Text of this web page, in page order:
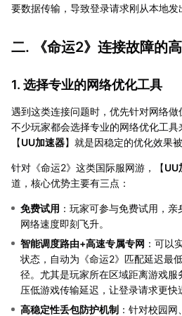
要数据传输，导致登录请求刚从本地发
二. 《命运2》连接故障的
1. 选择专业的网络优化工具
遇到这类连接问题时，优先针对网络做
不少玩家都会选择专业的网络优化工
【UU加速器】就是因稳定的优化效果
针对《命运2》这类国际服网游，【UU
道，核心优势主要有三点：
免费试用 ：玩家可参与免费试用，
网络速度即刻飞升。
智能调度路由+高速专属专网 ：可以
状态，自动为《命运2》匹配延迟最
径。尤其是玩家所在区域距离游戏
压低游戏传输延迟，让登录请求更快
高稳定性丢包防护机制 ：针对校园